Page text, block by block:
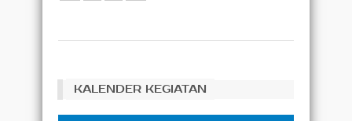
KALENDER KEGIATAN